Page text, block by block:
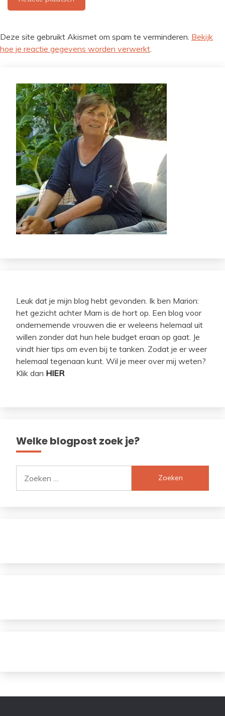
Deze site gebruikt Akismet om spam te verminderen. Bekijk
hoe je reactie gegevens worden verwerkt
Leuk dat je mijn blog hebt gevonden. Ik ben Marion:
het gezicht achter Mam is de hort op. Een blog voor
ondernemende vrouwen die er weleens helemaal uit
willen zonder dat hun hele budget eraan op gaat. Je
vindt hier tips om even bij te tanken. Zodat je er weer
helemaal tegenaan kunt. Wil je meer over mij weten?
Klik dan HIER
Welke blogpost zoek je?
naar: